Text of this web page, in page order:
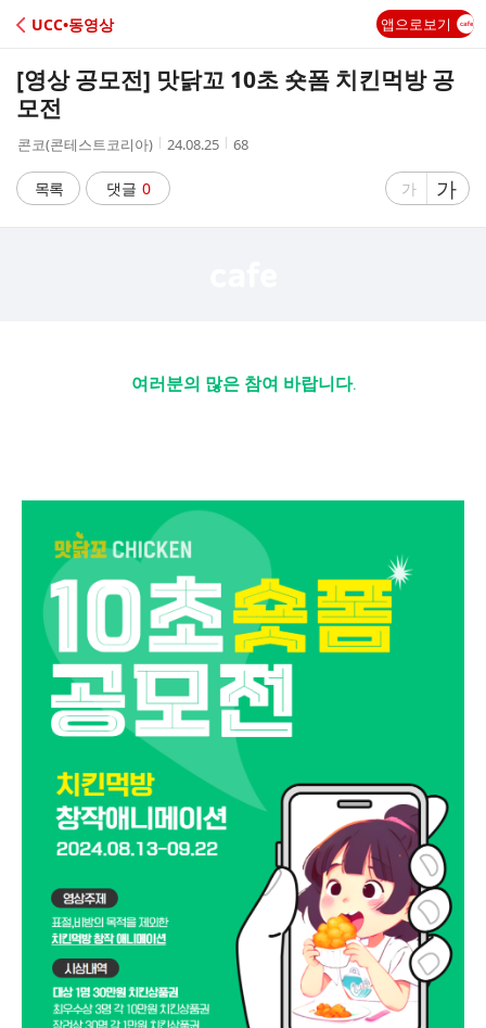
C
A
UCC•동영상 앱으로보기
[영상 공모전] 맛닭꼬 10초 숏폼 치킨먹방 공
모전
작
자
콘코(콘테스트코리아)
작
시
간
24.08.25
조
68
목록 댓글 0
글
가
글
자
가
여러분의 많은 참여 바랍니다.